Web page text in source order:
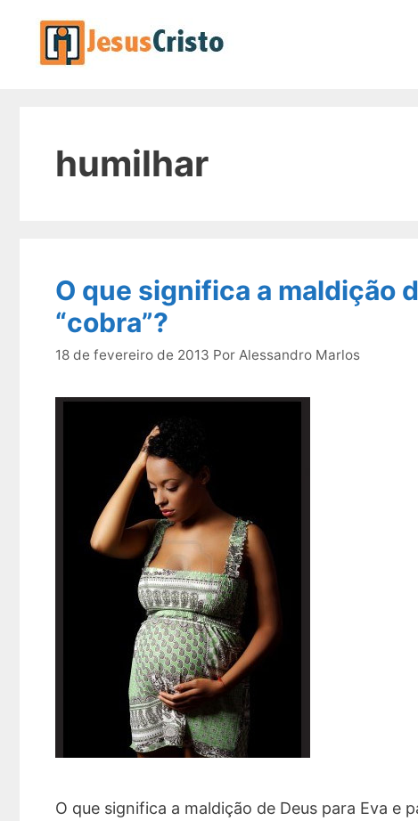
humilhar
O que significa a maldição
“cobra”?
18 de fevereiro de 2013 Por Alessandro Marlos
O que significa a maldição de Deus para Eva e